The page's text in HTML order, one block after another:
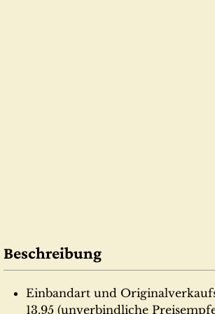
Beschreibung
Einbandart und
13.95 (unverbindliche